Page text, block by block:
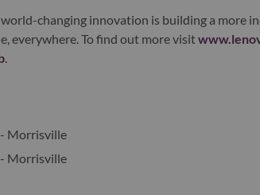
changing innovation is building a more
everywhere. To find out more visit
.
Morrisville
Morrisville